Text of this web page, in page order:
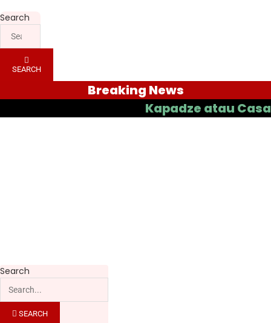
Search
SEARCH
Breaking News
Kapadze atau Casas
Search
SEARCH